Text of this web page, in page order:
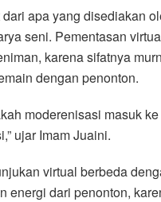
apa yang disediakan
seni. Pementasan
karena sifatnya
dengan penonton.
moderenisasi masuk
ujar Imam Juaini.
virtual berbeda
energi dari penonton,